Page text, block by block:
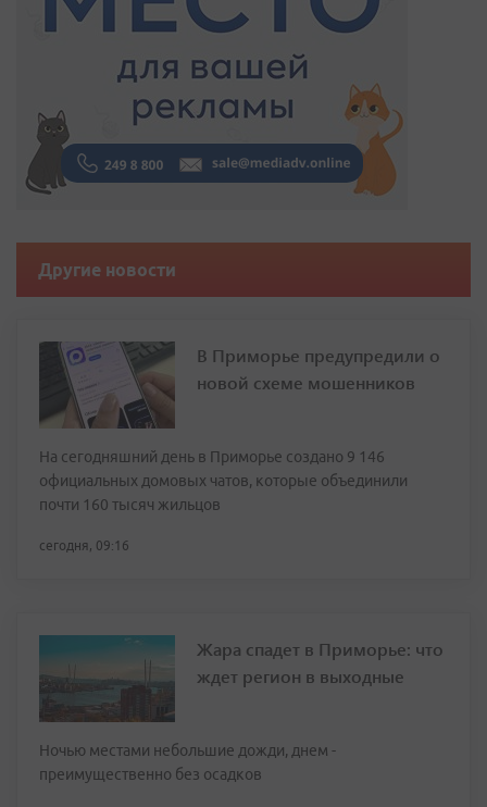
Другие новости
В Приморье предупредили о
новой схеме мошенников
На сегодняшний день в Приморье создано 9 146
официальных домовых чатов, которые объединили
почти 160 тысяч жильцов
сегодня, 09:16
Жара спадет в Приморье: что
ждет регион в выходные
Ночью местами небольшие дожди, днем -
преимущественно без осадков